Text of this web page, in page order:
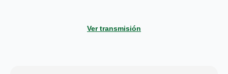
Ver transmisión